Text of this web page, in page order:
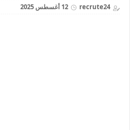
recrute24 12 أغسطس 2025